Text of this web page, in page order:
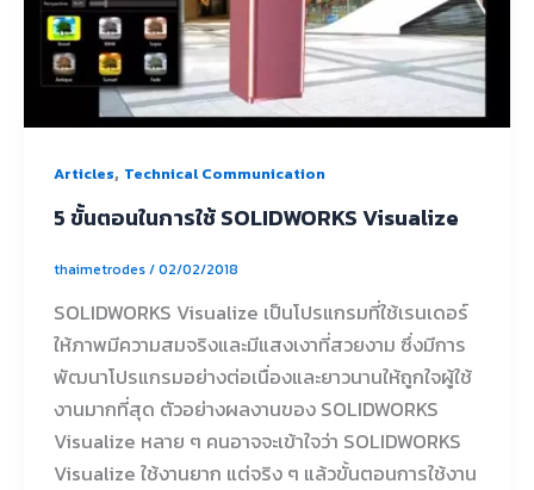
Articles, Technical Communication
5 ขั้นตอนในการใช้ SOLIDWORKS Visualize
thaimetrodes/02/02/2018
SOLIDWORKS Visualize เป็นโปรแกรมที่ใช้เรนเดอร์
ให้ภาพมีความสมจริงและมีแสงเงาที่สวยงาม ซึ่งมีการ
พัฒนาโปรแกรมอย่างต่อเนื่องและยาวนานให้ถูกใจผู้ใช้
งานมากที่สุด ตัวอย่างผลงานของ SOLIDWORKS
Visualize หลาย ๆ คนอาจจะเข้าใจว่า SOLIDWORKS
Visualize ใช้งานยาก แต่จริง ๆ แล้วขั้นตอนการใช้งาน